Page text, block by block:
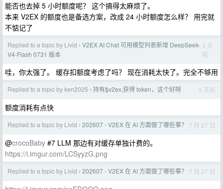
能否也去掉 5 小时额度呢？ 这个搞得太麻烦了。
本来 V2EX 的额度也是备选方案，改成 24 小时额度怎么样？ 用完就
不惦记了
Replied to a topic by Livid › V2EX AI Chat 可用模型列表新增 DeepSeek-
V4-Flash 0731 版本
3 天
前
哇，你太强了。 缓存扣额度考虑了吗？ 现在消耗太快了。完全不够用
Replied to a topic by ken2025 › 持有$v2ex,获得 token，这个好呀 3 天前
额度消耗有点快
Replied to a topic by Livid › 202607 - V2EX 在 AI 方面做了哪些事？ 7 月 27 日
@crocoBaby #7 LLM 那边有对缓存单独计费的。
https://i.imgur.com/LCSyyzG.png
Replied to a topic by Livid › 202607 - V2EX 在 AI 方面做了哪些事？ 7 月 27 日